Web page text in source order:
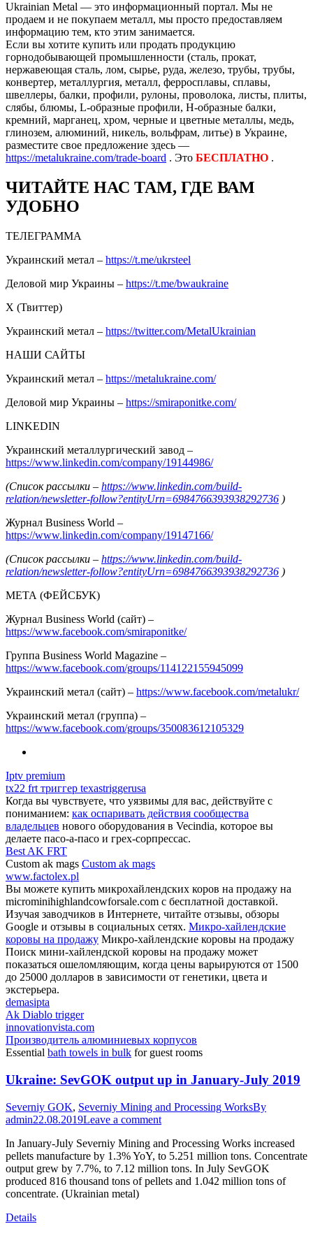
Ukrainian Metal — это информационный портал. Мы не
продаем и не покупаем металл, мы просто предоставляем
информацию тем, кто этим занимается.
Если вы хотите купить или продать продукцию
горнодобывающей промышленности (сталь, прокат,
нержавеющая сталь, лом, сырье, руда, железо, трубы, трубы,
конвертер, металлургия, металл, ферросплавы, сплавы,
швеллеры, балки, профили, рулоны, проволока, листы, плиты,
слябы, блюмы, L-образные профили, H-образные балки,
кремний, марганец, хром, черные и цветные металлы, медь,
глинозем, алюминий, никель, вольфрам, литье) в Украине,
разместите свое предложение здесь —
https://metalukraine.com/trade-board . Это БЕСПЛАТНО .
ЧИТАЙТЕ НАС ТАМ, ГДЕ ВАМ
УДОБНО
ТЕЛЕГРАММА
Украинский метал – https://t.me/ukrsteel
Деловой мир Украины – https://t.me/bwaukraine
Х (Твиттер)
Украинский метал – https://twitter.com/MetalUkrainian
НАШИ САЙТЫ
Украинский метал – https://metalukraine.com/
Деловой мир Украины – https://smiraponitke.com/
LINKEDIN
Украинский металлургический завод –
https://www.linkedin.com/company/19144986/
(Список рассылки – https://www.linkedin.com/build-
relation/newsletter-follow?entityUrn=6984766393938292736 )
Журнал Business World –
https://www.linkedin.com/company/19147166/
(Список рассылки – https://www.linkedin.com/build-
relation/newsletter-follow?entityUrn=6984766393938292736 )
МЕТА (ФЕЙСБУК)
Журнал Business World (сайт) –
https://www.facebook.com/smiraponitke/
Группа Business World Magazine –
https://www.facebook.com/groups/114122155945099
Украинский метал (сайт) – https://www.facebook.com/metalukr/
Украинский метал (группа) –
https://www.facebook.com/groups/350083612105329
Iptv premium
tx22 frt триггер texastriggerusa
Когда вы чувствуете, что уязвимы для вас, действуйте с
пониманием: как оспаривать действия сообщества
владельцев нового оборудования в Vecindia, которое вы
делаете пасо-а-пасо и грех-сорпрессас.
Best AK FRT
Custom ak mags Custom ak mags
www.factolex.pl
Вы можете купить микрохайлендских коров на продажу на
microminihighlandcowforsale.com с бесплатной доставкой.
Изучая заводчиков в Интернете, читайте отзывы, обзоры
Google и отзывы в социальных сетях. Микро-хайлендские
коровы на продажу Микро-хайлендские коровы на продажу
Поиск мини-хайлендской коровы на продажу может
показаться ошеломляющим, когда цены варьируются от 1500
до 25000 долларов в зависимости от генетики, цвета и
экстерьера.
demasipta
Ak Diablo trigger
innovationvista.com
Производитель алюминиевых корпусов
Essential bath towels in bulk for guest rooms
Ukraine: SevGOK output up in January-July 2019
Severniy GOK, Severniy Mining and Processing WorksBy
admin22.08.2019Leave a comment
In January-July Severniy Mining and Processing Works increased
pellets manufacture by 1.3% YoY, to 5.251 million tons. Concentrate
output grew by 7.7%, to 7.12 million tons. In July SevGOK
produced 816 thousand tons of pellets and 1.042 million tons of
concentrate. (Ukrainian metal)
Details